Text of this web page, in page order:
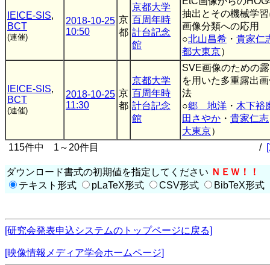
IEICE-SIS,
BCT
(連催)
2018-10-25
10:50
京
都
京都大学
百周年時
計台記念
館
抽出とその機械学
画像分類への応用
○北山昌希 ・ 貴家仁
都大東京）
IEICE-SIS,
BCT
(連催)
2018-10-25
11:30
京
都
京都大学
百周年時
計台記念
館
SVE画像のための
を用いた多重露出
法
○郷 地洋 ・ 木下裕
田さやか ・ 貴家仁志
大東京）
115件中 1～20件目
/
ダウンロード書式の初期値を指定してください ＮＥＷ！！
テキスト形式
pLaTeX形式 CSV形式 BibTeX形式
[研究会発表申込システムのトップページに戻る]
[映像情報メディア学会ホームページ]